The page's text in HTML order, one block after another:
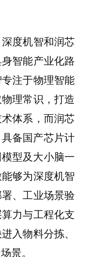
度机智和润芯
智能产业化路
注于物理智能
理常识，打造
体系，而润芯
备国产芯片计
型及大小脑一
够为深度机智
、工业场景验
力与工程化支
入物料分拣、
景。